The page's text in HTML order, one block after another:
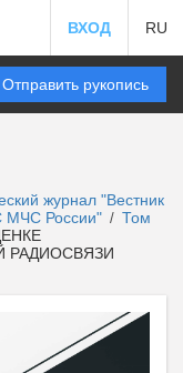
ВХОД RU
Отправить рукопись
журнал "Вестник
МЧС России" / Том
РАДИОСВЯЗИ